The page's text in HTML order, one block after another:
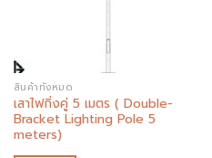
สินค้าทั้งหมด
เสาไฟกิ่งคู่ 5 เมตร ( Double-
Bracket Lighting Pole 5
meters)